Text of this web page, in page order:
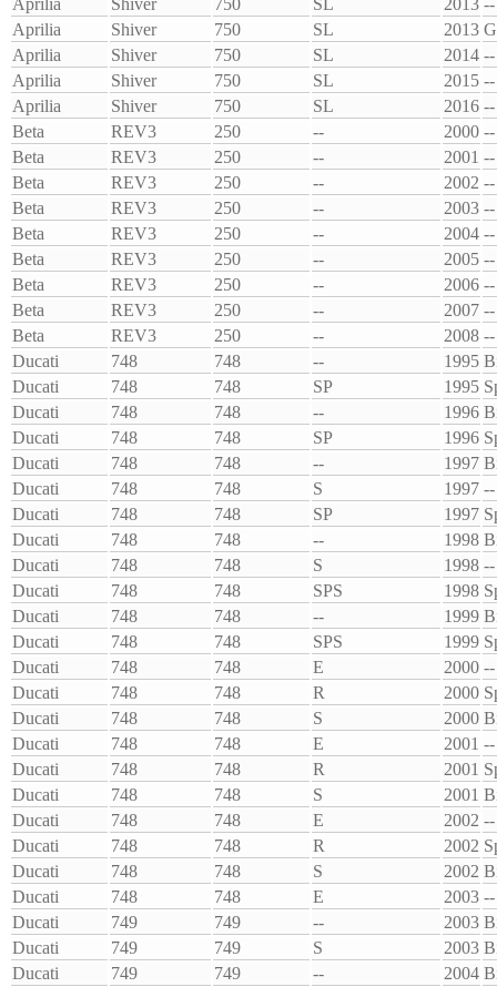
Aprilia
Shiver 750 SL 2013
Aprilia
Shiver 750 SL 2014 --
Aprilia
Shiver 750 SL 2015 --
Aprilia
Shiver 750 SL 2016 --
Beta
REV3 250 -- 2000 --
Beta
REV3 250 -- 2001 --
Beta
REV3 250 -- 2002 --
Beta
REV3 250 -- 2003 --
Beta
REV3 250 -- 2004 --
Beta
REV3 250 -- 2005 --
Beta
REV3 250 -- 2006 --
Beta
REV3 250 -- 2007 --
Beta
REV3 250 -- 2008 --
Ducati
748 748 -- 1995
Ducati
748 748 SP 1995
Ducati
748 748 -- 1996
Ducati
748 748 SP 1996
Ducati
748 748 -- 1997
Ducati
748 748 S 1997 --
Ducati
748 748 SP 1997
Ducati
748 748 -- 1998
Ducati
748 748 S 1998 --
Ducati
748 748 SPS 1998
Ducati
748 748 -- 1999
Ducati
748 748 SPS 1999
Ducati
748 748 E 2000 --
Ducati
748 748 R 2000
Ducati
748 748 S 2000
Ducati
748 748 E 2001 --
Ducati
748 748 R 2001
Ducati
748 748 S 2001
Ducati
748 748 E 2002 --
Ducati
748 748 R 2002
Ducati
748 748 S 2002
Ducati
748 748 E 2003 --
Ducati
749 749 -- 2003
Ducati
749 749 S 2003
Ducati
749 749 -- 2004